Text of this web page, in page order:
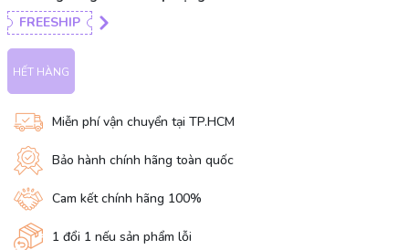
FREESHIP
HẾT HÀNG
Miễn phí vận chuyển tại TP.HCM
Bảo hành chính hãng toàn quốc
Cam kết chính hãng 100%
1 đổi 1 nếu sản phẩm lỗi